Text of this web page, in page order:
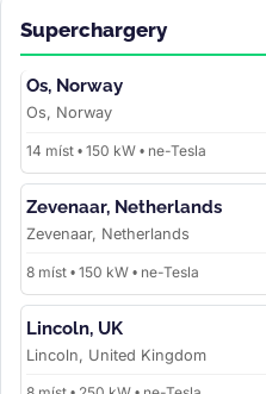
Superchargery
Os, Norway
Os, Norway
14 míst • 150 kW • ne-Tesla
Zevenaar, Netherlands
Zevenaar, Netherlands
8 míst • 150 kW • ne-Tesla
Lincoln, UK
Lincoln, United Kingdom